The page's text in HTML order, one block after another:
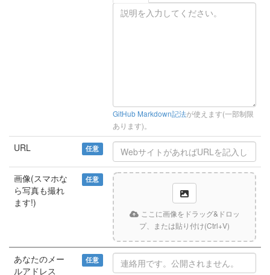
GitHub Markdown記法が使えます(一部制限
あります)。
URL 任意
画像(スマホな
ら写真も撮れ
ます!)
任意
ここに画像をドラッグ&ドロッ
プ、または貼り付け(Ctrl+V)
あなたのメー
ルアドレス
任意